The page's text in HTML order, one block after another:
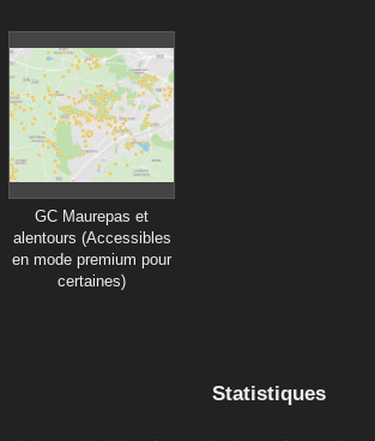
GC Maurepas et
alentours (Accessibles
en mode premium pour
certaines)
Statistiques